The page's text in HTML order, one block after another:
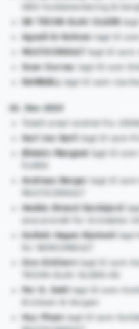
GEO fundamentering &
DR TECHN OLAV OLSEN
Agnalt & Holmen
lagt til
MULTICONSULT
lagt til som
Scan Survey
lagt til som
RAMBØLL
lagt til som
18. Des 2020
Totalt areal endret fra
Karl Jon Sørli
lagt til som
Øistein Mangset
lagt til
Andreas Berger
lagt til
Hedda Strand Gardsjord
ansvarsrett for Grindaker AS
Gulleik Hagen Bjotveit
lagt
Ove Kirkhorn
lagt til som
Per S. Dahl
lagt til som
Erichsen & Horgen
Huy Pham
lagt til som